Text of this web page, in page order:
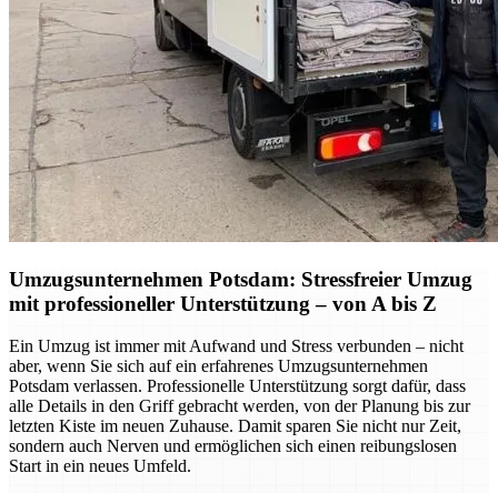
Umzugsunternehmen Potsdam: Stressfreier Umzug
mit professioneller Unterstützung – von A bis Z
Ein Umzug ist immer mit Aufwand und Stress verbunden – nicht
aber, wenn Sie sich auf ein erfahrenes Umzugsunternehmen
Potsdam verlassen. Professionelle Unterstützung sorgt dafür, dass
alle Details in den Griff gebracht werden, von der Planung bis zur
letzten Kiste im neuen Zuhause. Damit sparen Sie nicht nur Zeit,
sondern auch Nerven und ermöglichen sich einen reibungslosen
Start in ein neues Umfeld.